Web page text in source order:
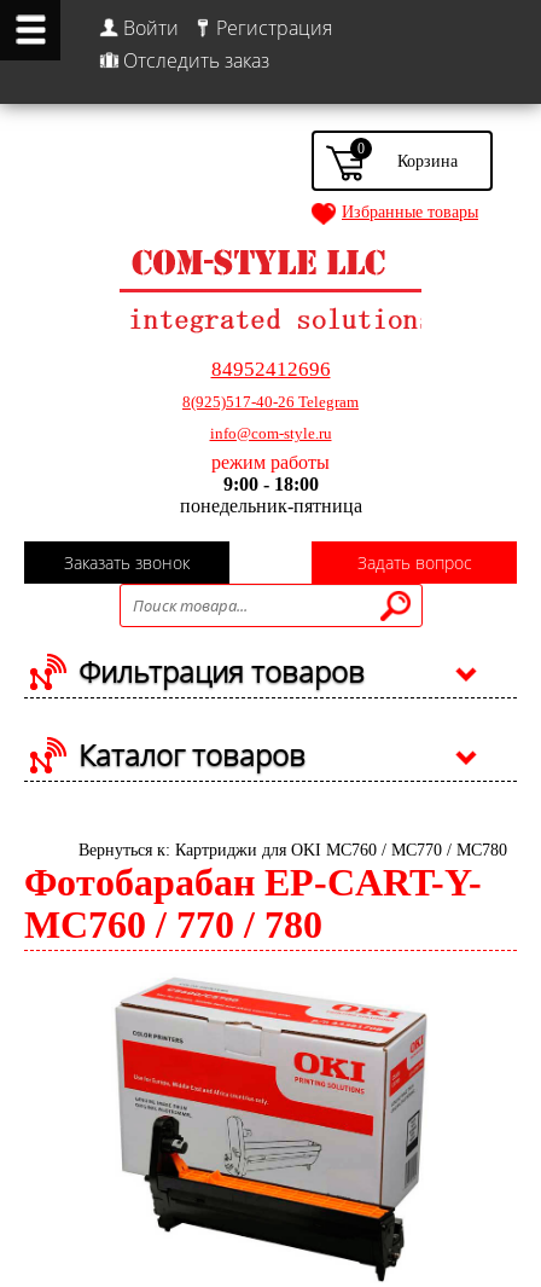
Войти
Регистрация
Отследить заказ
84952412696
8(925)517-40-26 Telegram
info@com-style.ru
режим работы
9:00 - 18:00
понедельник-пятница
Заказать звонок Задать вопрос
0
Избранные товары
Фильтрация товаров
Каталог товаров
Вернуться к: Картриджи для OKI MC760 / MC770 / MC780
Фотобарабан EP-CART-Y-
MC760 / 770 / 780